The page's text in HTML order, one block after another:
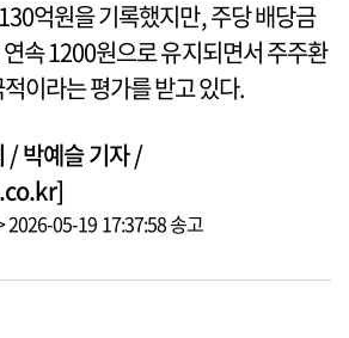
억원을 기록했지만, 주당 배당금
속 1200원으로 유지되면서 주주환
이라는 평가를 받고 있다.
/ 박예슬 기자 /
2026-05-19 17:37:58 송고